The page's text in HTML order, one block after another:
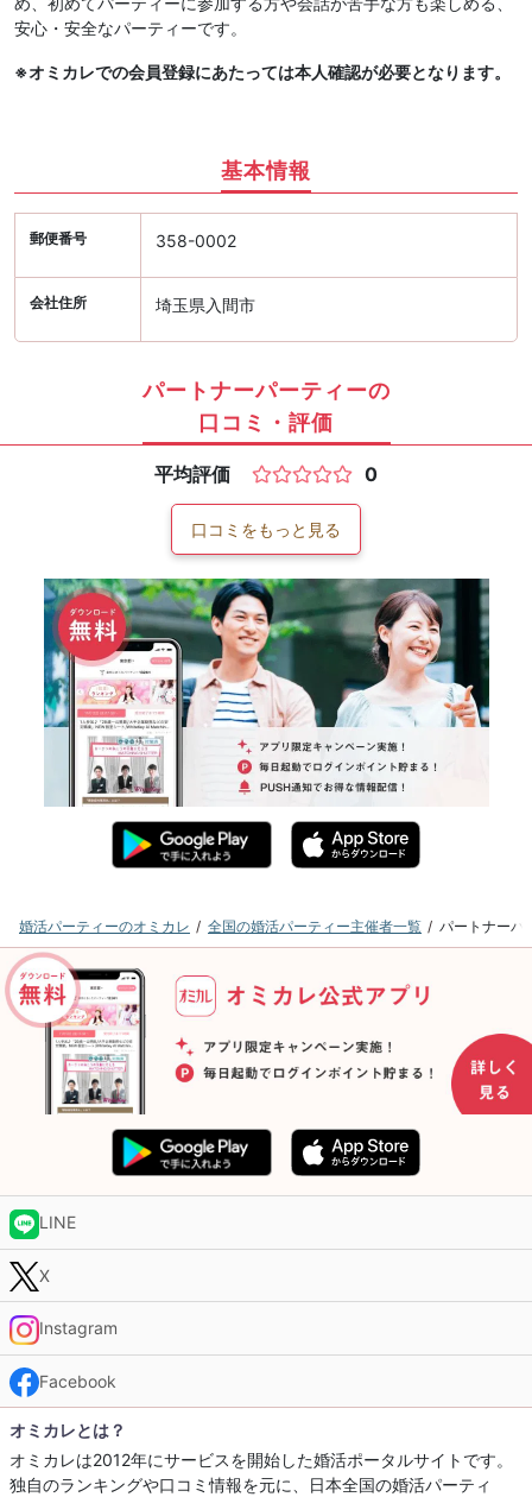
安心・安全なパーティーです。
※オミカレでの会員登録にあたっては本人確認が必要となります。
基本情報
郵便番号 358-0002
会社住所 埼玉県入間市
パートナーパーティーの
口コミ・評価
平均評価 0
口コミをもっと見る
婚活パーティーのオミカレ 全国の婚活パーティー主催者一覧 パートナーパ
LINE
X
Instagram
Facebook
オミカレとは？
オミカレは2012年にサービスを開始した婚活ポータルサイトです。
独自のランキングや口コミ情報を元に、日本全国の婚活パーティ